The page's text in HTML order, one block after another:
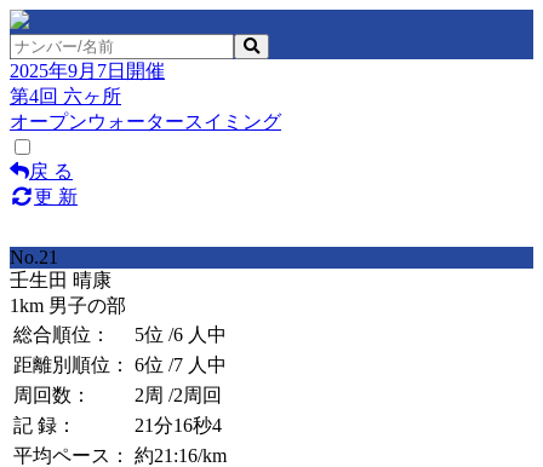
2025年9月7日開催
第4回 六ヶ所
オープンウォータースイミング
戻 る
更 新
No.21
壬生田 晴康
1km 男子の部
総合順位：
5位 /6 人中
距離別順位：
6位 /7 人中
周回数：
2周 /2周回
記 録：
21分16秒4
平均ペース：
約21:16/km